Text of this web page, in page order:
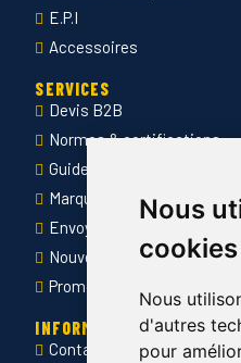
Nous
cookies
Nous
d'autres
pour
E.P.I
Accessoires
SERVICES
Devis B2B
Normes & certifications
Guide des tailles
Marquage des vêtements
Envoyer Mandats
Nouveautés
Promotions
INFORMATIONS
Contact